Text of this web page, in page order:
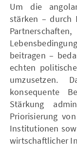
Um die
stärken – durch
beitragen –
echten
umzusetzen.
konsequente
Stärkung
Priorisierung
Institutionen
wirtschaftlicher